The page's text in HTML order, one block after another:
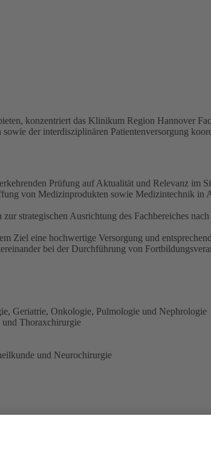
konzentriert das Klinikum Region Hannover
der interdisziplinären Patientenversorgung
Prüfung auf Aktualität und Relevanz im
von Medizinprodukten sowie Medizintechnik in
strategischen Ausrichtung des Fachbereiches
Ziel eine hochwertige Versorgung und
bei der Durchführung von
Geriatrie, Onkologie, Pulmologie und Nephrologie
Thoraxchirurgie
und Neurochirurgie